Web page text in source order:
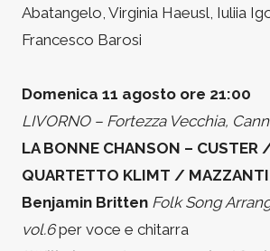
Abatangelo, Virginia Haeusl, Iuliia
Francesco Barosi
Domenica 11 agosto ore 21:00
LIVORNO – Fortezza Vecchia,
LA BONNE CHANSON –
QUARTETTO KLIMT /
Benjamin Britten Folk Song
vol.6per voce e chitarra